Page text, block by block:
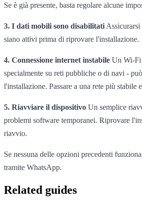
Se è già presente, basta regolare alcune
3. I dati mobili sono disabilitati
siano attivi prima di riprovare l'installazione.
4. Connessione internet instabile Un Wi-Fi
specialmente su reti pubbliche o di navi -
l'installazione. Passare a una rete più stabile
5. Riavviare il dispositivo Un semplice
problemi software temporanei. Riprovare
riavvio.
Se nessuna delle opzioni precedenti
tramite WhatsApp.
Related guides